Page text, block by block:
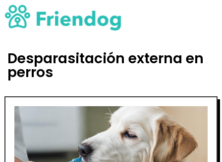
Desparasitación externa en
perros